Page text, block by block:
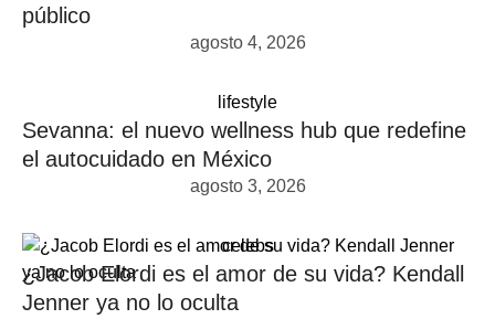
público
agosto 4, 2026
lifestyle
Sevanna: el nuevo wellness hub que redefine
el autocuidado en México
agosto 3, 2026
celebs
¿Jacob Elordi es el amor de su vida? Kendall
Jenner ya no lo oculta